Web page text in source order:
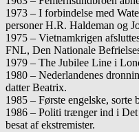
1973 – I forbindelse med
personer H.R. Haldeman og
1975 – Vietnamkrigen
FNL, Den Nationale
1979 – The Jubilee Line i
1980 – Nederlandenes
datter Beatrix.
1985 – Første engelske, sorte
1986 – Politi trænger ind i
besat af ekstremister.